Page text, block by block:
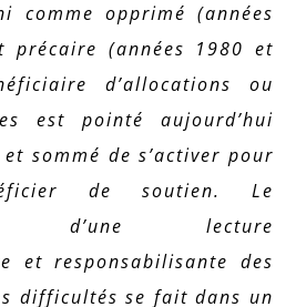
comme opprimé (années
précaire (années 1980 et
d’allocations ou
est pointé aujourd’hui
sommé de s’activer pour
de soutien. Le
d’une lecture
et responsabilisante des
difficultés se fait dans un